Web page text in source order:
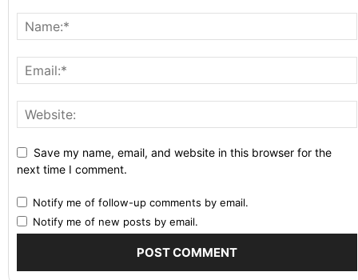
Save my name, email, and website in this browser for the
next time I comment.
Notify me of follow-up comments by email.
Notify me of new posts by email.